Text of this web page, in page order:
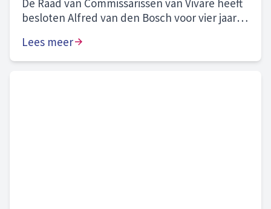
De Raad van Commissarissen van Vivare heeft
besloten Alfred van den Bosch voor vier jaar te
Lees meer